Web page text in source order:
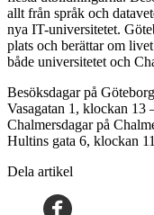
allt från språk och
nya IT-universitetet.
plats och berättar om
både universitetet och
Besöksdagar på
Vasagatan 1, klockan 13
Chalmersdagar på
Hultins gata 6, klockan
Dela artikel